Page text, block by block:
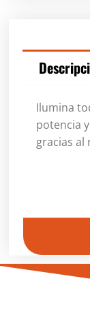
Ilumina
potencia
gracias al